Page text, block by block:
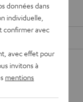
données dans
individuelle,
confirmer avec
avec effet pour
invitons à
mentions